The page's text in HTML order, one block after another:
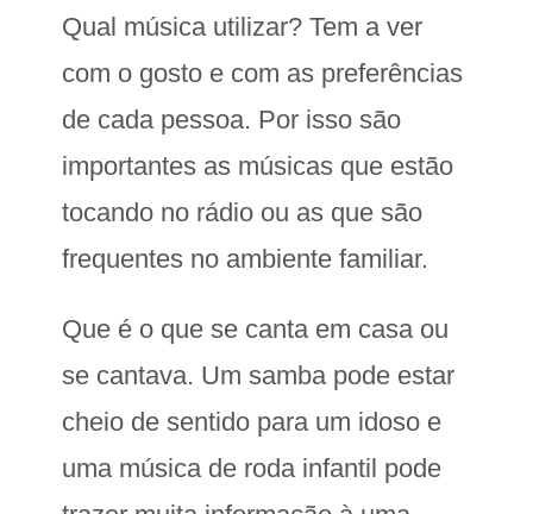
Qual música utilizar? Tem a ver
com o gosto e com as preferências
de cada pessoa. Por isso são
importantes as músicas que estão
tocando no rádio ou as que são
frequentes no ambiente familiar.
Que é o que se canta em casa ou
se cantava. Um samba pode estar
cheio de sentido para um idoso e
uma música de roda infantil pode